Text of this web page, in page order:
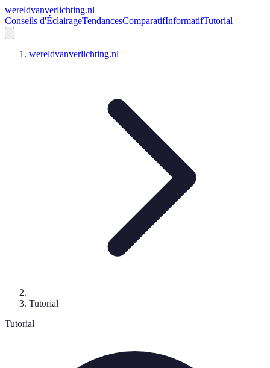
wereldvanverlichting.nl
Conseils d'ÉclairageTendancesComparatifInformatifTutorial
wereldvanverlichting.nl
Tutorial
Tutorial